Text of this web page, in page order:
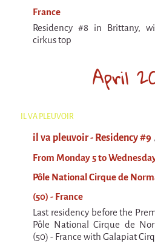
France
Residency #8 in Brittany,
cirkus top
April
IL VA PLEUVOIR
il va pleuvoir - Residency #9
From Monday 5 to
Pôle National Cirque de
(50) - France
Last residency before the
Pôle National Cirque de
(50) - France with Galapiat